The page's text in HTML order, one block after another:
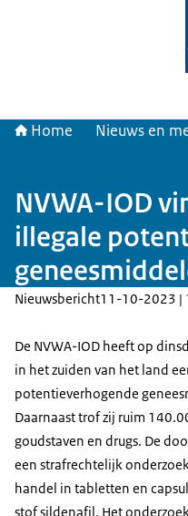
Home Nieuws en
NVWA-IOD
illegale
Nieuwsbericht11-10-2023 |
De NVWA-IOD heeft op
in het zuiden van het land
potentieverhogende
Daarnaast trof zij ruim
goudstaven en drugs. De
een strafrechtelijk
handel in tabletten en
stof sildenafil. Het